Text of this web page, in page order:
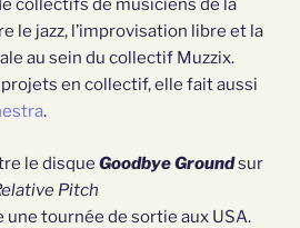
collectifs de musiciens de la
le jazz, l’improvisation libre et la
au sein du collectif Muzzix.
en collectif, elle fait aussi
.
le disque Goodbye Groundsur
Pitch
tournée de sortie aux USA.